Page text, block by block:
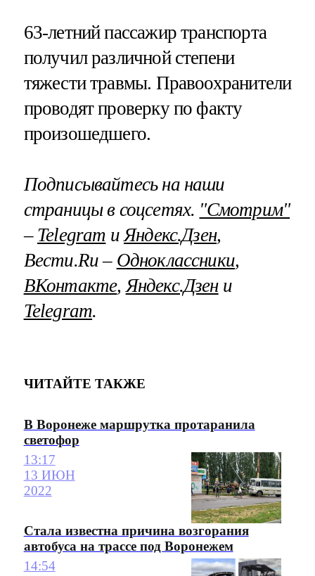
63-летний пассажир транспорта
получил различной степени
тяжести травмы. Правоохранители
проводят проверку по факту
произошедшего.
Подписывайтесь на наши
страницы в соцсетях. "Смотрим"
– Telegram и Яндекс.Дзен,
Вести.Ru – Одноклассники,
ВКонтакте, Яндекс.Дзени
Telegram.
ЧИТАЙТЕ ТАКЖЕ
В Воронеже маршрутка протаранила
светофор
13:17
13 ИЮН
2022
Стала известна причина возгорания
автобуса на трассе под Воронежем
14:54